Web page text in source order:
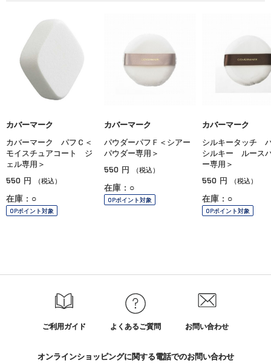
カバーマーク
カバーマーク パフＣ＜
モイスチュアコート ジ
ェル専用＞
550 円 （税込）
在庫：○
OPポイント対象
カバーマーク
パウダーパフＦ＜シアー
パウダー専用＞
550 円 （税込）
在庫：○
OPポイント対象
カバーマーク
シルキータッチ
シルキー ルース
ー専用＞
550 円 （税込）
在庫：○
OPポイント対象
ご利用ガイド よくあるご質問 お問い合わせ
オンラインショッピングに関する電話でのお問い合わせ